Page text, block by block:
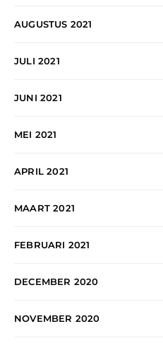
AUGUSTUS 2021
JULI 2021
JUNI 2021
MEI 2021
APRIL 2021
MAART 2021
FEBRUARI 2021
DECEMBER 2020
NOVEMBER 2020